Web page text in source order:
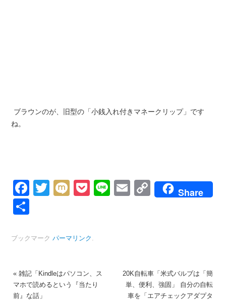
ブラウンのが、旧型の「小銭入れ付きマネークリップ」です
ね。
Facebook
Twitter
MixiPocket
LineEmailCopyShare
ブックマーク パーマリンク
«雑記「Kindleはパソコン、ス
マホで読めるという『当たり
前』な話」
20K自転車「米式バルブは「簡
単、便利、強固」 自分の自転
車を「エアチェックアダプタ